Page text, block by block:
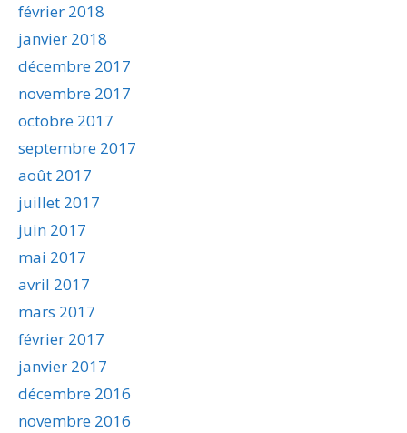
février 2018
janvier 2018
décembre 2017
novembre 2017
octobre 2017
septembre 2017
août 2017
juillet 2017
juin 2017
mai 2017
avril 2017
mars 2017
février 2017
janvier 2017
décembre 2016
novembre 2016